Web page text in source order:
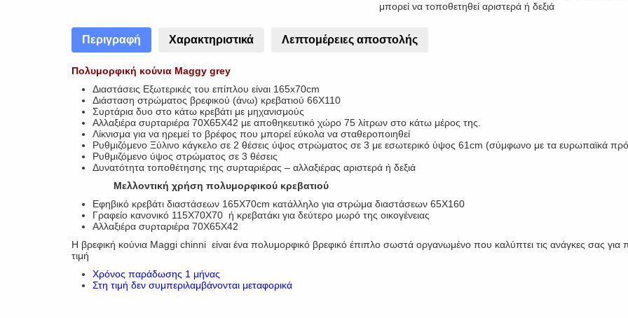
μπορεί να τοποθετηθεί αριστερά ή δεξιά
Περιγραφή Χαρακτηριστικά Λεπτομέρειες αποστολής
Πολυμορφική κούνια Maggy grey
Διαστάσεις Εξωτερικές του επίπλου είναι 165x70cm
Διάσταση στρώματος βρεφικού (άνω) κρεβατιού 66Χ110
Συρτάρια δυο στο κάτω κρεβάτι με μηχανισμούς
Αλλαξιέρα συρταριέρα 70Χ65Χ42 με αποθηκευτικό χώρο 75 λίτρων στο κάτω μέρος της.
Λίκνισμα για να ηρεμεί το βρέφος που μπορεί εύκολα να σταθεροποιηθεί
Ρυθμιζόμενο Ξύλινο κάγκελο σε 2 θέσεις ύψος στρώματος σε 3 με εσωτερικό ύψος 61cm (σύμφωνο με τα ευρωπαϊκά
Ρυθμιζόμενο ύψος στρώματος σε 3 θέσεις
Δυνατότητα τοποθέτησης της συρταριέρας – αλλαξιέρας αριστερά ή δεξιά
Μελλοντική χρήση πολυμορφικού κρεβατιού
Εφηβικό κρεβάτι διαστάσεων 165Χ70cm κατάλληλο για στρώμα διαστάσεων 65Χ160
Γραφείο κανονικό 115Χ70Χ70 ή κρεβατάκι για δεύτερο μωρό της οικογένειας
Αλλαξιέρα συρταριέρα 70Χ65Χ42
H βρεφική κούνια Maggi chinni είναι ένα πολυμορφικό βρεφικό έπιπλο σωστά οργανωμένο που καλύπτει τις ανάγκες σας
τιμή
Χρόνος παράδωσης 1 μήνας
Στη τιμή δεν συμπεριλαμβάνονται μεταφορικά